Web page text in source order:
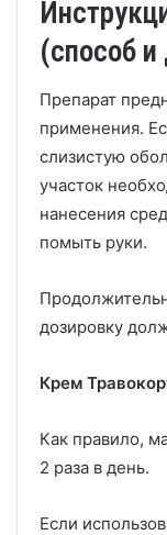
(способ
Препарат
применения.
слизистую
участок
нанесения
помыть руки.
дозировку
Крем
Как правило,
2 раза в день.
Если